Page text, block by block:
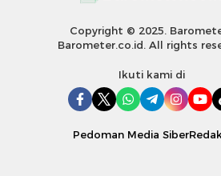
Copyright © 2025.
Barometer.co.id. All rights
Ikuti kami di
Pedoman Media Siber